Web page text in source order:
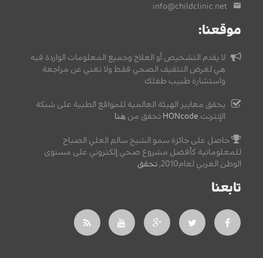
info@childclinic.net
موقعنا:
لا يقدم التشخيص أو العلاج وجميع المعلومات الواردة فيه
هي لغرض التثقيف الصحي فقط ولا تغني عن مراجعة
واستشارة طبيب طفلك.
يحقق معايير الهيئة العالمية للمواقع الطبية على شبكة
الإنترنت HONcode تحقق من هنا
حاصل على جائزة سمو الشيخ سالم العلي الصباح
للمعلوماتية كأفضل مشروع صحي إلكتروني على مستوى
الوطن العربي لعام2010,
تحقق.
تابعنا